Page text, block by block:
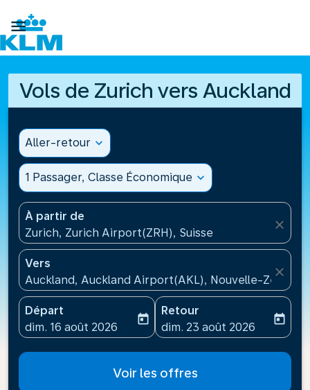

Vols de Zurich vers Auckland
Aller-retour expand_more
1 Passager, Classe Économique expand_more
À partir de
Zurich, Zurich Airport(ZRH), Suisse
close
Vers
Auckland, Auckland Airport(AKL), Nouvelle-Zélande
close
Départ
fc-booking-departure-date-aria-label
dim. 16 août 2026
today
Retour
fc-booking-return-date-
dim. 23 août 2026
today
Voir les offres